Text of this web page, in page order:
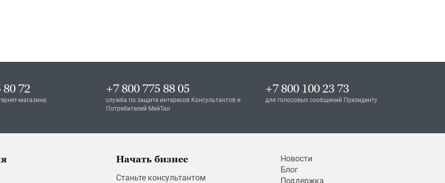
80 72
магазина
+7 800 775 88 05
служба по защите интересов Консультантов и
Потребителей МейТан
+7 800 100 23 73
для голосовых сообщений Президенту
Начать бизнес
Станьте консультантом
Новости
Блог
Поддержка